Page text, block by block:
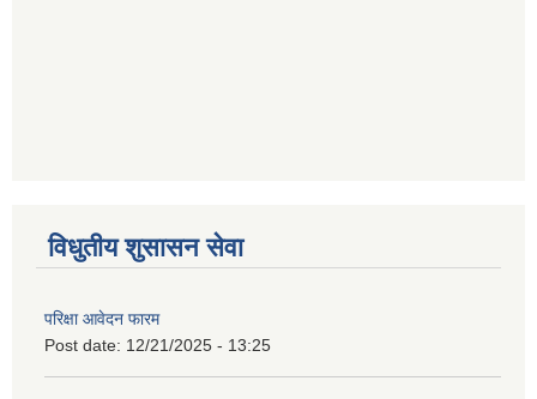
विधुतीय शुसासन सेवा
परिक्षा आवेदन फारम
Post date: 12/21/2025 - 13:25